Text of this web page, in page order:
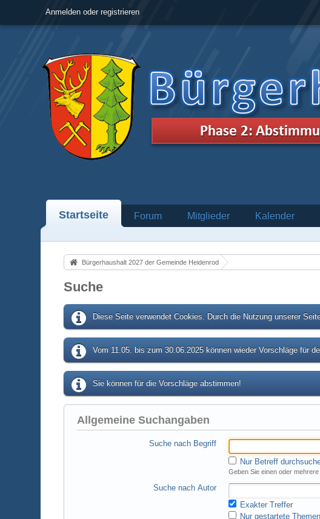
Anmelden oder registrieren
Startseite Forum Mitglieder Kalender
Bürgerhaushalt 2027 der Gemeinde Heidenrod
Suche
Diese Seite verwendet Cookies. Durch die Nutzung unserer
Vom 11.05. bis zum 30.06.2025 können wieder Vorschläge für
Sie können für die Vorschläge abstimmen!
Allgemeine Suchangaben
Suche nach Begriff
Nur Betreff
Geben Sie einen oder
Suche nach Autor
Exakter Treffer
Nur gestartete